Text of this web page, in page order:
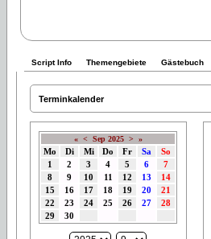
Script Info Themengebiete Gästebuch
Terminkalender
« < Sep 2025 > »
Mo Di Mi Do Fr Sa
So
1
2 3 4 5 6
7
8
9 10 11 12 13
14
15
16 17 18 19 20
21
22
23 24 25 26 27
28
29
30